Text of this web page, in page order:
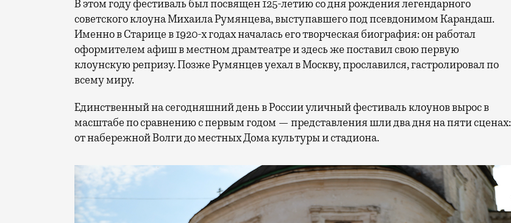
В этом году фестиваль был посвящен 125-летию со дня рождения легендарного
советского клоуна Михаила Румянцева, выступавшего под псевдонимом Карандаш.
Именно в Старице в 1920-х годах началась его творческая биография: он работал
оформителем афиш в местном драмтеатре и здесь же поставил свою первую
клоунскую репризу. Позже Румянцев уехал в Москву, прославился, гастролировал по
всему миру.
Единственный на сегодняшний день в России уличный фестиваль клоунов вырос в
масштабе по сравнению с первым годом — представления шли два дня на пяти сценах:
от набережной Волги до местных Дома культуры и стадиона.